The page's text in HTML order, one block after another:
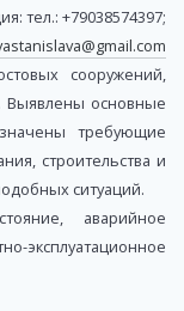
тел.: +79038574397;
сооружений,
Выявлены основные
требующие
строительства и
ситуаций.
аварийное